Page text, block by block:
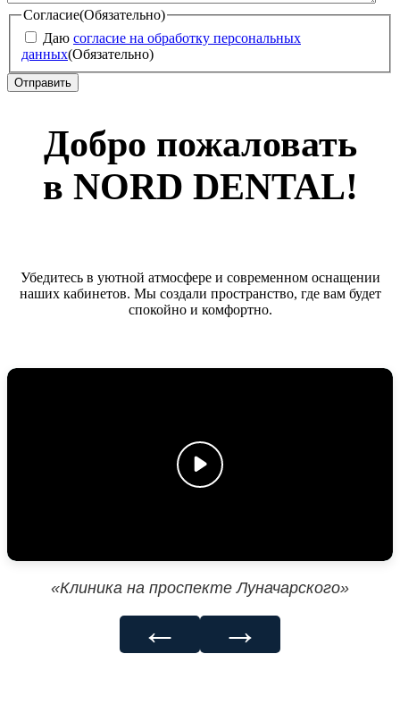
Согласие(Обязательно)
Даю согласие на обработку персональных
данных(Обязательно)
Добро пожаловать
в NORD DENTAL!
Убедитесь в уютной атмосфере и современном оснащении
наших кабинетов. Мы создали пространство, где вам будет
спокойно и комфортно.
«Клиника на проспекте Луначарского»
← →